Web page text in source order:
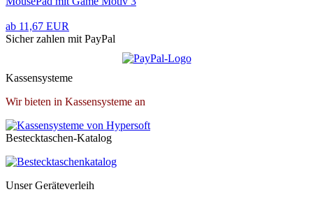
ab 11,67 EUR
Sicher zahlen mit PayPal
Kassensysteme
Wir bieten in Kassensysteme an
Bestecktaschen-Katalog
Unser Geräteverleih